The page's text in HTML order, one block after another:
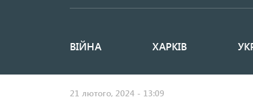
Основная
ВІЙНА ХАРКІВ
21 лютого, 2024 - 13:09